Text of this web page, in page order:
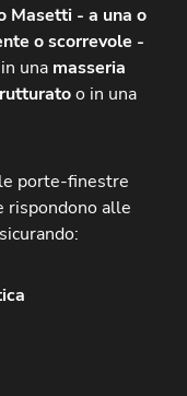
Masetti - a una o
o scorrevole -
una masseria
o in una
porte-finestre
rispondono alle